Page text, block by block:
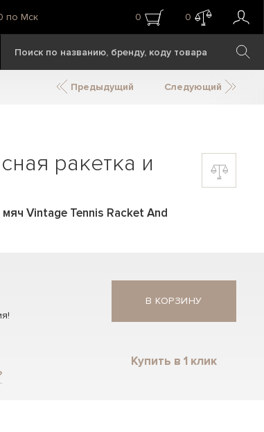
по Мск 0 0
Предыдущий Следующий
ракетка и
Vintage Tennis Racket And
В КОРЗИНУ
Купить в 1 клик